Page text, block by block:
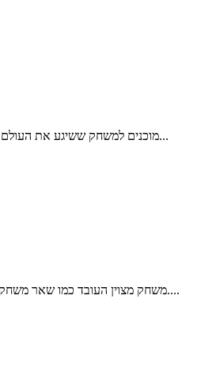
מוכנים למשחק ששיגע את העולם בגרסת אונליין חינם? משחק...
משחק מצוין העובד כמו שאר משחקי יהלומים המוכרים והטובים....